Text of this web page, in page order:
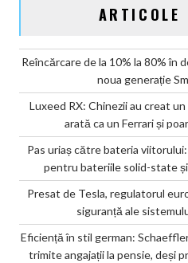
ARTICOLE
Reîncărcare de la 10% la 80% în
noua generație
Luxeed RX: Chinezii au creat
arată ca un Ferrari și
Pas uriaș către bateria
pentru bateriile solid-state
Presat de Tesla, regulatorul
siguranță ale
Eficiență în stil german:
trimite angajații la pensie, deși